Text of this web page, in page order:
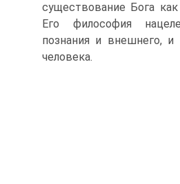
существование Бога
Его философия
познания и внеш­него, и
человека.